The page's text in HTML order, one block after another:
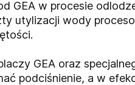
GEA w procesie
utylizacji wody
GEA oraz
podciśnienie, a w